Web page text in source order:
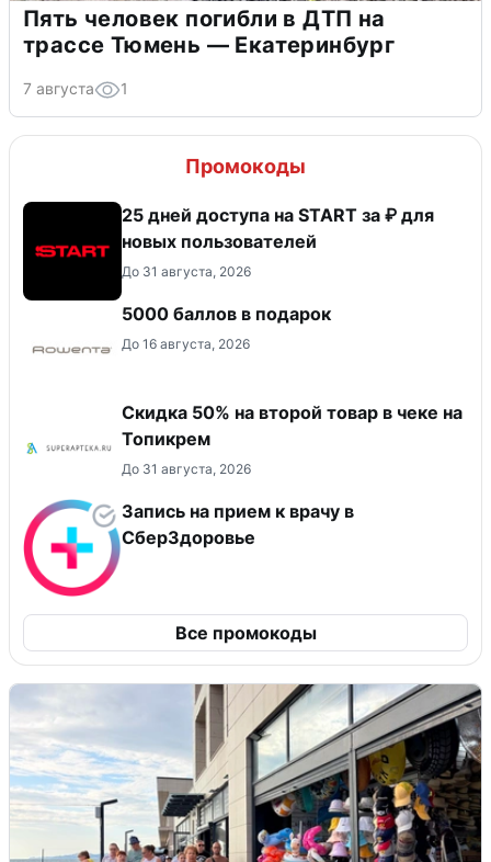
Пять человек погибли в ДТП на
трассе Тюмень — Екатеринбург
7 августа 1
Промокоды
25 дней доступа на START за ₽ для
новых пользователей
До 31 августа, 2026
5000 баллов в подарок
До 16 августа, 2026
Скидка 50% на второй товар в чеке на
Топикрем
До 31 августа, 2026
Запись на прием к врачу в
СберЗдоровье
Все промокоды